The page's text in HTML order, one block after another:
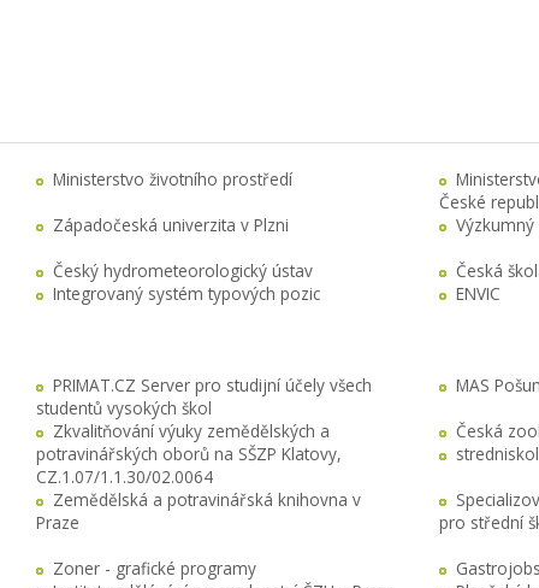
Ministerstvo životního prostředí
České
Západočeská univerzita v Plzni
Český hydrometeorologický ústav
Česká
Integrovaný systém typových pozic
ENVIC
PRIMAT.CZ Server pro studijní účely všech
studentů vysokých škol
MAS
Zkvalitňování výuky zemědělských a
potravinářských oborů na SŠZP Klatovy,
CZ.1.07/1.1.30/02.0064
Česká
Zemědělská a potravinářská knihovna v
Praze
pro střední
Zoner - grafické programy